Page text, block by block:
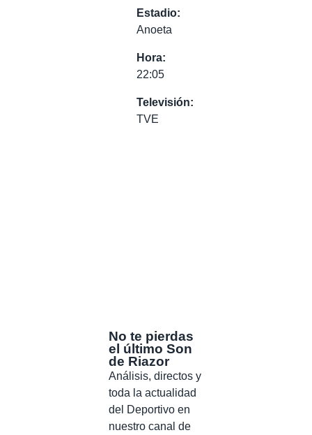
Estadio:
Anoeta
Hora:
22:05
Televisión:
TVE
No te pierdas
el último Son
de Riazor
Análisis, directos y
toda la actualidad
del Deportivo en
nuestro canal de